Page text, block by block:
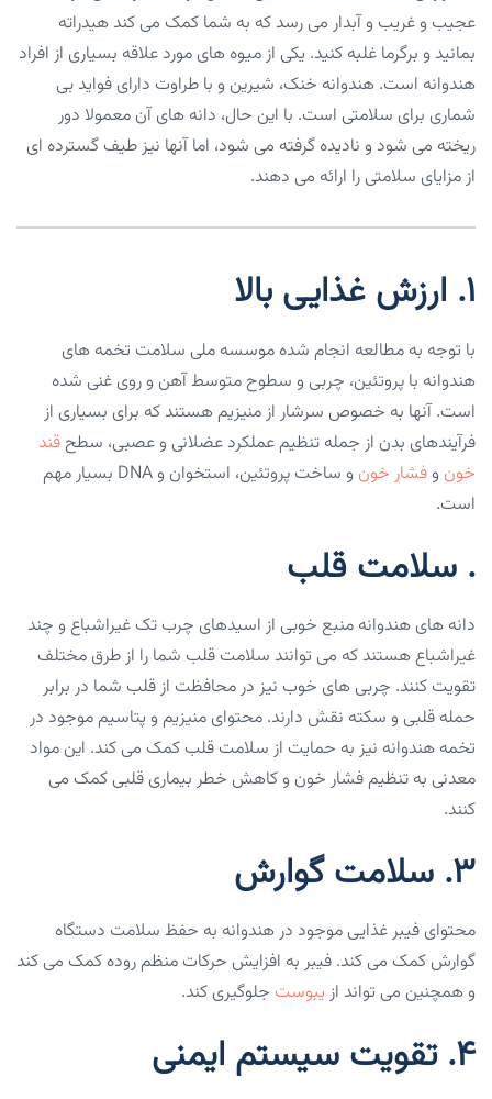
عجیب و غریب و آبدار می رسد که به شما کمک می کند هیدراته
بمانید و برگرما غلبه کنید. یکی از میوه های مورد علاقه بسیاری از افراد
هندوانه است. هندوانه خنک، شیرین و با طراوت دارای فواید بی
شماری برای سلامتی است. با این حال، دانه های آن معمولا دور
ریخته می شود و نادیده گرفته می شود، اما آنها نیز طیف گسترده ای
از مزایای سلامتی را ارائه می دهند.
۱. ارزش غذایی بالا
با توجه به مطالعه انجام شده موسسه ملی سلامت تخمه های
هندوانه با پروتئین، چربی و سطوح متوسط آهن و روی غنی شده
است. آنها به خصوص سرشار از منیزیم هستند که برای بسیاری از
فرآیندهای بدن از جمله تنظیم عملکرد عضلانی و عصبی، سطح قند
خون و فشار خون
و ساخت پروتئین، استخوان و DNA بسیار مهم
است.
. سلامت قلب
دانه های هندوانه منبع خوبی از اسیدهای چرب تک غیراشباع و چند
غیراشباع هستند که می توانند سلامت قلب شما را از طرق مختلف
تقویت کنند. چربی های خوب نیز در محافظت از قلب شما در برابر
حمله قلبی و سکته نقش دارند. محتوای منیزیم و پتاسیم موجود در
تخمه هندوانه نیز به حمایت از سلامت قلب کمک می کند. این مواد
معدنی به تنظیم فشار خون و کاهش خطر بیماری قلبی کمک می
کنند.
۳. سلامت گوارش
محتوای فیبر غذایی موجود در هندوانه به حفظ سلامت دستگاه
گوارش کمک می کند. فیبر به افزایش حرکات منظم روده کمک می کند
و همچنین می تواند از یبوست جلوگیری کند.
۴. تقویت سیستم ایمنی